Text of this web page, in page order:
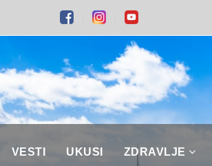
VESTI UKUSI ZDRAVLJE